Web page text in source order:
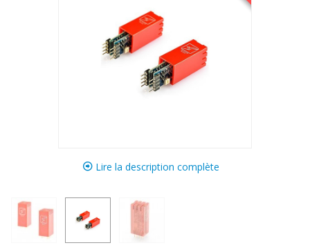
Lire la description complète